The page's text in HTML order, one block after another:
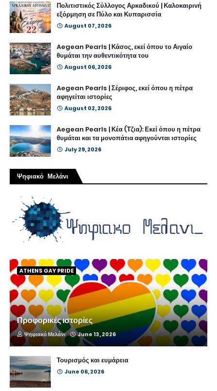
Πολιτιστικός Σύλλογος Αρκαδικού | Καλοκαιρινή
εξόρμηση σε Πύλο και Κυπαρισσία
August 07, 2026
Aegean Pearls | Κάσος, εκεί όπου το Αιγαίο
θυμάται την αυθεντικότητα του
August 06, 2026
Aegean Pearls | Σέριφος, εκεί όπου η πέτρα
αφηγείται ιστορίες
August 02, 2026
Aegean Pearls | Κέα (Τζια): Εκεί όπου η πέτρα
θυμάται και τα μονοπάτια αφηγούνται ιστορίες
July 29, 2026
Ψηφιακό Μελάνι
ATHENS GAY PRIDE
Προφορικές ιστορίες
Ψηφιακό Μελάνι June 13, 2026
Τουρισμός και ευμάρεια
June 06, 2026